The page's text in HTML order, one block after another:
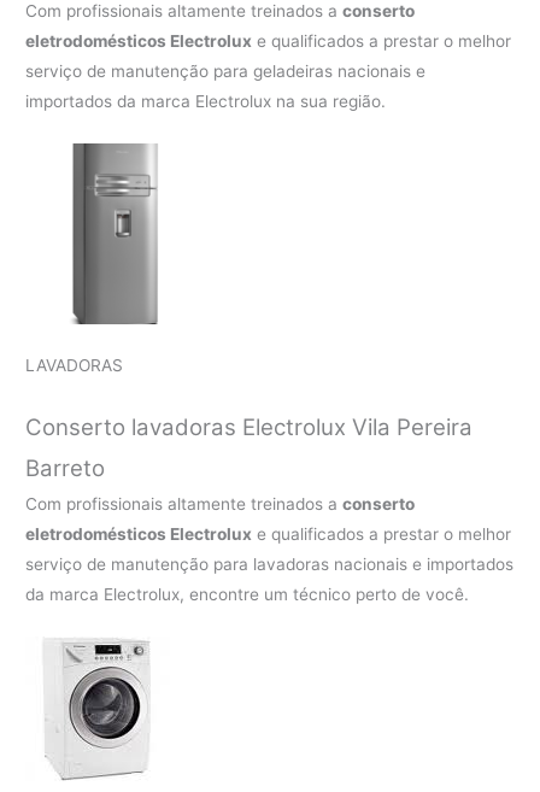
Com profissionais altamente treinados aconserto
eletrodomésticos Electrolux e qualificados a prestar o melhor
serviço de manutenção para geladeiras nacionais e
importados da marca Electrolux na sua região.
LAVADORAS
Conserto lavadoras ElectroluxVila Pereira
Barreto
Com profissionais altamente treinados aconserto
eletrodomésticos Electrolux e qualificados a prestar o melhor
serviço de manutenção para lavadoras nacionais e importados
da marca Electrolux, encontre um técnico perto de você.